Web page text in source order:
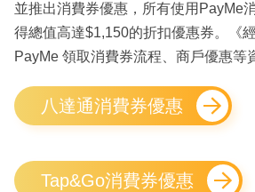
並推出消費券優惠，所有使用PayMe
得總值高達$1,150的折扣優惠券。《
PayMe 領取消費券流程、商戶優惠等
八達通消費券優惠
Tap&Go消費券優惠